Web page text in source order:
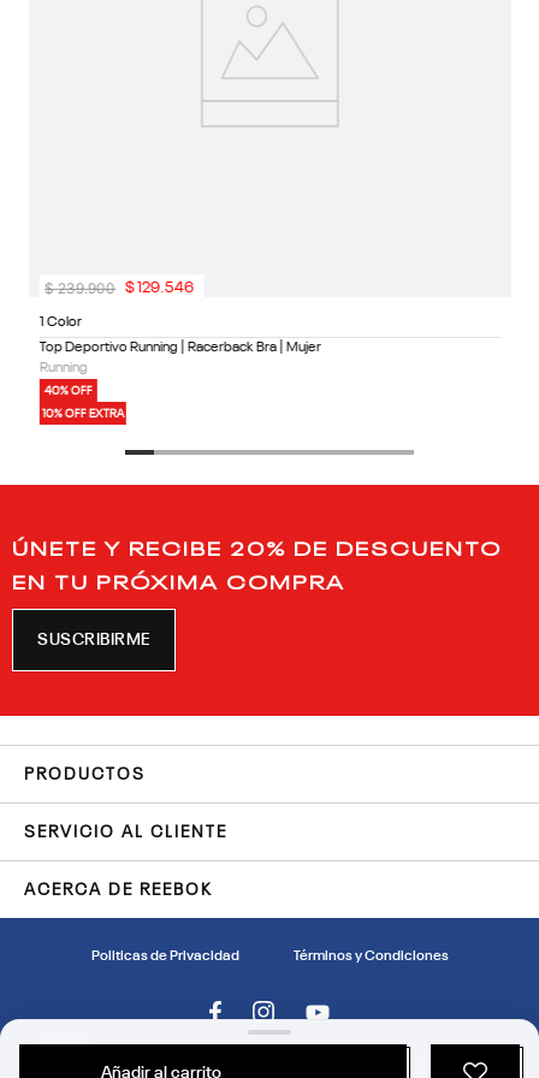
1 Color
Top Deportivo Running | Racerback Bra | Mujer
Running
40% OFF
10% OFF EXTRA
$ 239.900 $ 129.546
Añadir al carrito
ÚNETE Y RECIBE 20% DE DESCUENTO
EN TU PRÓXIMA COMPRA
SUSCRIBIRME
PRODUCTOS
SERVICIO AL CLIENTE
ACERCA DE REEBOK
Politicas de Privacidad Términos y Condiciones
Reebok™ es una marca registrada de Reebok International Limited.